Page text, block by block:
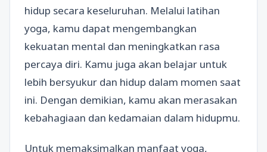
hidup secara keseluruhan. Melalui latihan
yoga, kamu dapat mengembangkan
kekuatan mental dan meningkatkan rasa
percaya diri. Kamu juga akan belajar untuk
lebih bersyukur dan hidup dalam momen saat
ini. Dengan demikian, kamu akan merasakan
kebahagiaan dan kedamaian dalam hidupmu.
Untuk memaksimalkan manfaat yoga,